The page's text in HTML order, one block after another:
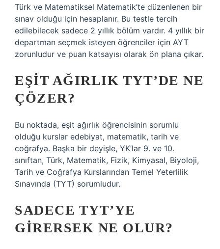
Türk ve Matematiksel Matematik’te düzenlenen bir
sınav olduğu için hesaplanır. Bu testle tercih
edilebilecek sadece 2 yıllık bölüm vardır. 4 yıllık bir
departman seçmek isteyen öğrenciler için AYT
zorunludur ve puan katsayısı olarak ön plana çıkar.
EŞIT AĞIRLIK TYT’DE NE
ÇÖZER?
Bu noktada, eşit ağırlık öğrencisinin sorumlu
olduğu kurslar edebiyat, matematik, tarih ve
coğrafya. Başka bir deyişle, YK’lar 9. ve 10.
sınıftan, Türk, Matematik, Fizik, Kimyasal, Biyoloji,
Tarih ve Coğrafya Kurslarından Temel Yeterlilik
Sınavında (TYT) sorumludur.
SADECE TYT’YE
GIRERSEK NE OLUR?